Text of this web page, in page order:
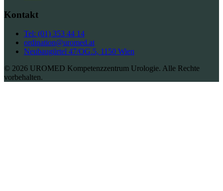
Kontakt
Tel: (01) 353 44 14
ordination@uromed.at
Neubaugürtel 47/OG.5, 1150 Wien
© 2026 UROMED Kompetenzzentrum Urologie. Alle Rechte
vorbehalten.